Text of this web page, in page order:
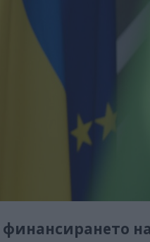
на